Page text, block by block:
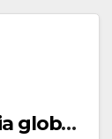
global